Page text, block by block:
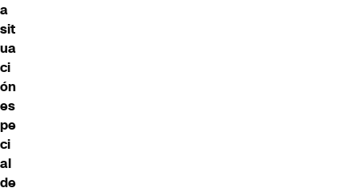
a
sit
ua
ci
ón
es
pe
ci
al
de